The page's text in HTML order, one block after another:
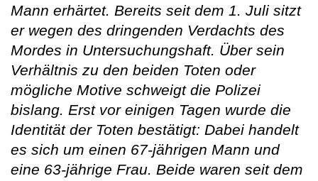
Mann erhärtet. Bereits seit dem 1. Juli sitzt
er wegen des dringenden Verdachts des
Mordes in Untersuchungshaft. Über sein
Verhältnis zu den beiden Toten oder
mögliche Motive schweigt die Polizei
bislang. Erst vor einigen Tagen wurde die
Identität der Toten bestätigt: Dabei handelt
es sich um einen 67-jährigen Mann und
eine 63-jährige Frau. Beide waren seit dem